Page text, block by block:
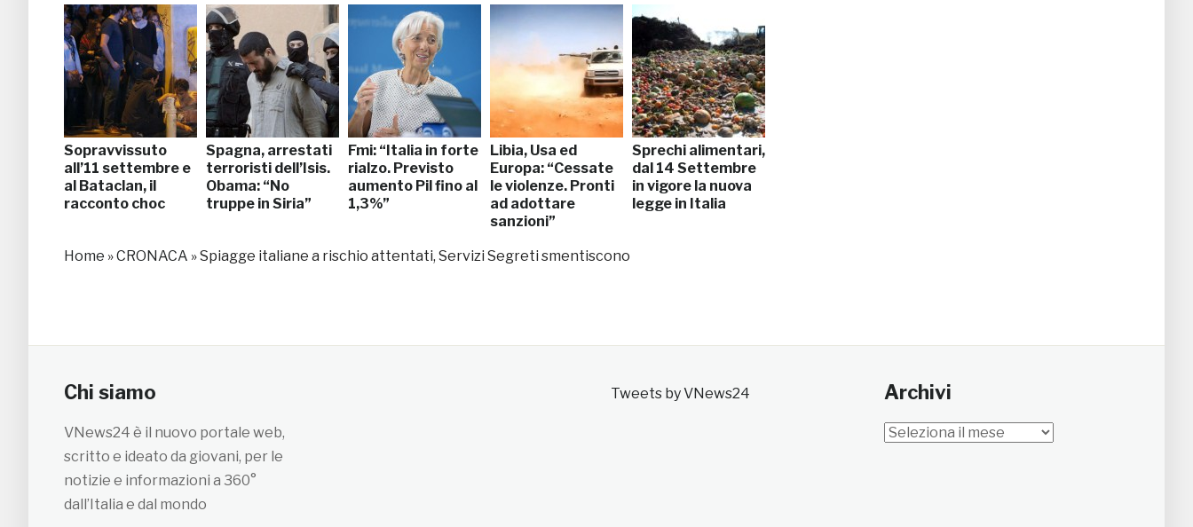
Sopravvissuto
all’11 settembre e
al Bataclan, il
racconto choc
Spagna, arrestati
terroristi dell’Isis.
Obama: “No
truppe in Siria”
Fmi: “Italia in forte
rialzo. Previsto
aumento Pil fino al
1,3%”
Libia, Usa ed
Europa: “Cessate
le violenze. Pronti
ad adottare
sanzioni”
Sprechi alimentari,
dal 14 Settembre
in vigore la nuova
legge in Italia
Home »CRONACA »Spiagge italiane a rischio attentati, Servizi Segreti smentiscono
Chi siamo
VNews24 è il nuovo portale web,
scritto e ideato da giovani, per le
notizie e informazioni a 360°
dall’Italia e dal mondo
Tweets by VNews24 Archivi
Archivi